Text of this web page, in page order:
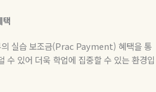
택
실습 보조금(Prac Payment) 혜택을 통
수 있어 더욱 학업에 집중할 수 있는 환경입